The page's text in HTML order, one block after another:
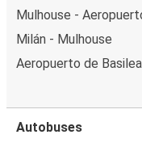
Mulhouse -
Milán - Mulhouse
Aeropuerto de
Autobuses